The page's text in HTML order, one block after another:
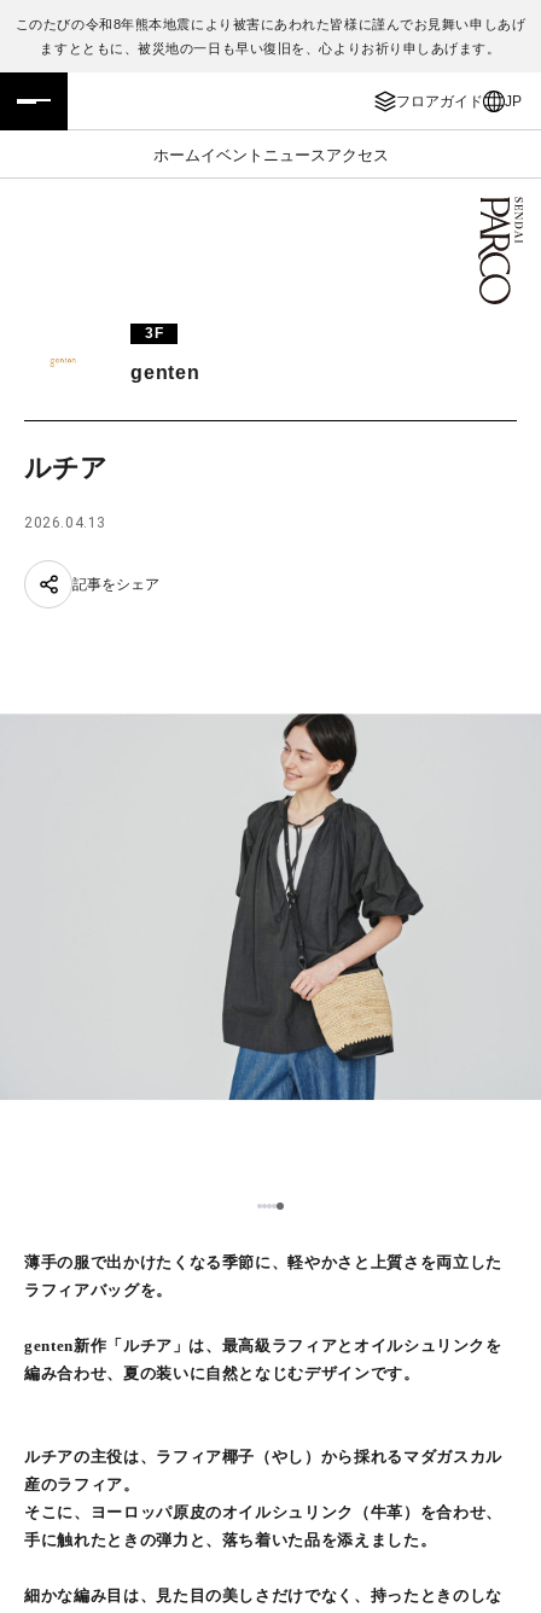
このたびの令和8年熊本地震により被害にあわれた皆様に謹んでお見舞い申しあげ
ますとともに、被災地の一日も早い復旧を、心よりお祈り申しあげます。
フロアガイド JP
ホームイベント ニュース アクセス
フロアガイド
施設案内・アクセス
TAX FREE
ENGLISH
繁体字
日本語
3F
genten
ルチア
2026.04.13
記事をシェア
1234
薄手の服で出かけたくなる季節に、軽やかさと上質さを両立した
ラフィアバッグを。
genten新作「ルチア」は、最高級ラフィアとオイルシュリンクを
編み合わせ、夏の装いに自然となじむデザインです。
ルチアの主役は、ラフィア椰子（やし）から採れるマダガスカル
産のラフィア。
そこに、ヨーロッパ原皮のオイルシュリンク（牛革）を合わせ、
手に触れたときの弾力と、落ち着いた品を添えました。
細かな編み目は、見た目の美しさだけでなく、持ったときのしな